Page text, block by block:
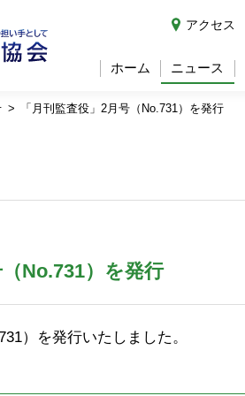
ホーム ニュース
アクセス
「月刊監査役」2月号（No.731）を発行
（No.731）を発行
）を発行いたしました。